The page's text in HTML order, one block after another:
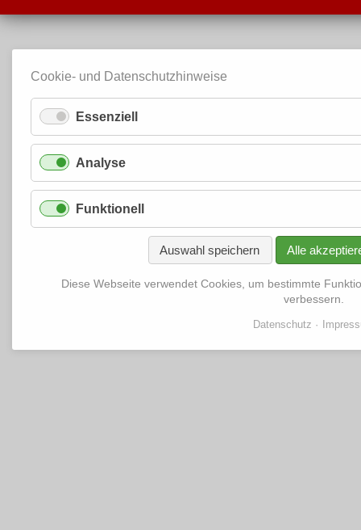
Cookie- und Datenschutzhinweise
Essenziell
Analyse
Funktionell
Auswahl speichern Alle
Diese Webseite verwendet Cookies, um bestimmte
verbessern.
Datenschutz